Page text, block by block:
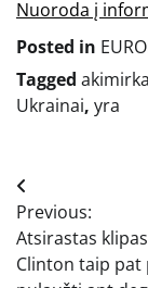
Nuoroda į
Posted in
Tagged akimirka
Ukrainai, yra
Navigacija
tarp
įrašų
Previous:
Atsirastas
Clinton taip pat